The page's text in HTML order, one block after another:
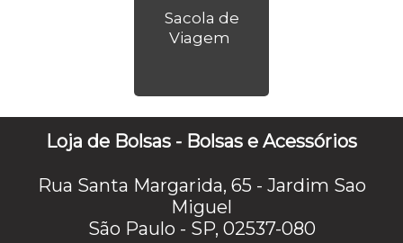
Sacola de
Viagem
Loja de Bolsas - Bolsas e Acessórios
Rua Santa Margarida, 65 - Jardim Sao
Miguel
São Paulo - SP, 02537-080